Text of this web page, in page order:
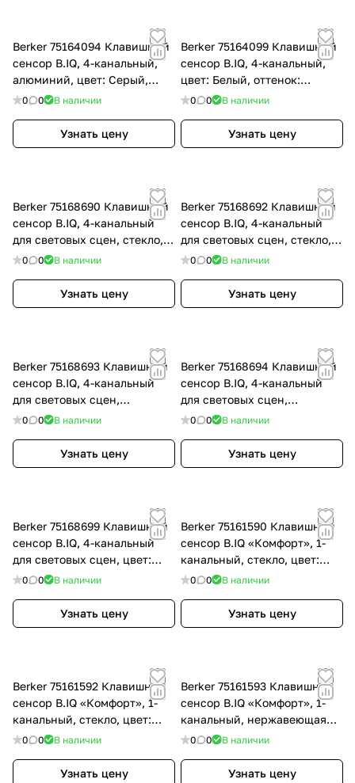
Berker 75164094 Клавишный
сенсор B.IQ, 4-канальный,
алюминий, цвет: Серый,
оттенок: Анодный алюминий
0 0 В наличии
Узнать цену
Berker 75164099 Клавишный
сенсор B.IQ, 4-канальный,
цвет: Белый, оттенок:
Полярная белизна
0 0 В наличии
Узнать цену
Berker 75168690 Клавишный
сенсор B.IQ, 4-канальный
для световых сцен, стекло,
цвет: Белый, оттенок:
0 0 В наличии
Узнать цену
Berker 75168692 Клавишный
сенсор B.IQ, 4-канальный
для световых сцен, стекло,
цвет: Чёрный
0 0 В наличии
Узнать цену
Berker 75168693 Клавишный
сенсор B.IQ, 4-канальный
для световых сцен,
нержавеющая сталь, цвет:
0 0 В наличии
Узнать цену
Berker 75168694 Клавишный
сенсор B.IQ, 4-канальный
для световых сцен,
алюминий, цвет: Серый,
0 0 В наличии
Узнать цену
Berker 75168699 Клавишный
сенсор B.IQ, 4-канальный
для световых сцен, цвет:
Белый, оттенок: Полярная
0 0 В наличии
Узнать цену
Berker 75161590 Клавишный
сенсор B.IQ «Комфорт», 1-
канальный, стекло, цвет:
Белый, оттенок: Полярная
0 0 В наличии
Узнать цену
Berker 75161592 Клавишный
сенсор B.IQ «Комфорт», 1-
канальный, стекло, цвет:
Чёрный
0 0 В наличии
Узнать цену
Berker 75161593 Клавишный
сенсор B.IQ «Комфорт», 1-
канальный, нержавеющая
сталь, цвет: Нержавеющая
0 0 В наличии
Узнать цену